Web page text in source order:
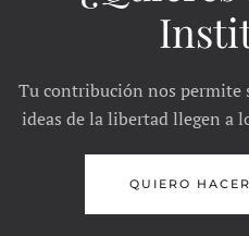
Tu contribución nos permite
ideas de la libertad llegen a
QUIERO